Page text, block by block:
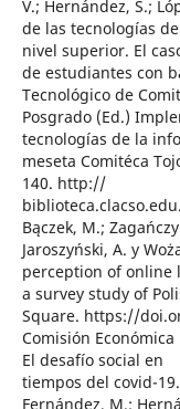
V.; Hernández, S.;
de las tecnologías
nivel superior. El
de estudiantes con
Tecnológico de
Posgrado (Ed.)
tecnologías de la
meseta Comitéca
140. http://
Bączek, M.;
Jaroszyński, A. y
perception of online
a survey study of
Square. https://
Comisión
El desafío social en
tiempos del covid-
Fernández, M.;